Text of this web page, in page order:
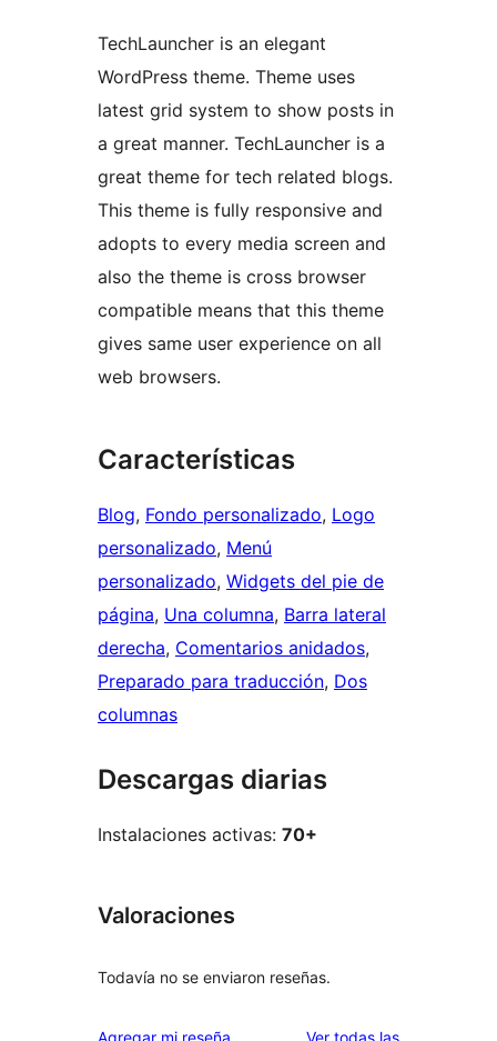
TechLauncher is an elegant
WordPress theme. Theme uses
latest grid system to show posts in
a great manner. TechLauncher is a
great theme for tech related blogs.
This theme is fully responsive and
adopts to every media screen and
also the theme is cross browser
compatible means that this theme
gives same user experience on all
web browsers.
Características
Blog, Fondo personalizado, Logo
personalizado, Menú
personalizado, Widgets del pie de
página, Una columna, Barra lateral
derecha, Comentarios anidados
Preparado para traducción, Dos
columnas
Descargas diarias
Instalaciones activas: 70+
Valoraciones
Todavía no se enviaron reseñas.
Agregar mi reseña Ver todas lasreseñas